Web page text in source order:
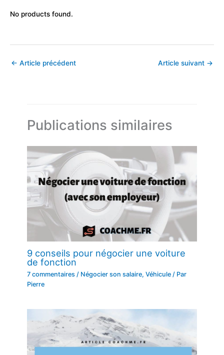
No products found.
← Article précédent Article suivant →
Publications similaires
9 conseils pour négocier une voiture
de fonction
7 commentaires / Négocier son salaire,Véhicule / Par
Pierre